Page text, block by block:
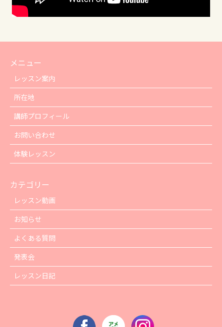
メニュー
レッスン案内
所在地
講師プロフィール
お問い合わせ
体験レッスン
カテゴリー
レッスン動画
お知らせ
よくある質問
発表会
レッスン日記